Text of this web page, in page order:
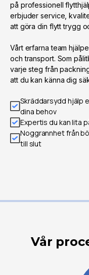
på professionell
erbjuder service,
att göra din flytt trygg
Vårt erfarna team
och transport. Som
varje steg från
att du kan känna dig
Skräddarsydd hjälp
dina behov
Expertis du kan lita
Noggrannhet från
till slut
Vår